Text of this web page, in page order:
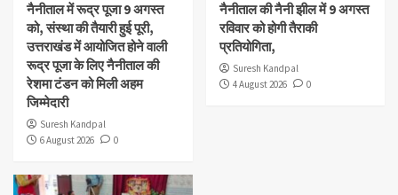
नैनीताल में रूद्र पूजा 9 अगस्त
को, संस्था की तैयारी हुई पूरी,
उत्तराखंड में आयोजित होने वाली
रूद्र पूजा के लिए नैनीताल की
रेशमा टंडन को मिली अहम
जिम्मेदारी
Suresh Kandpal
6 August 2026
0
नैनीताल की नैनी झील में 9 अगस्त
रविवार को होगी तैराकी
प्रतियोगिता,
Suresh Kandpal
4 August 2026
0